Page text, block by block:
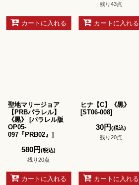
カートに入れる
残り43点
カートに入れる
聖地マリージョア
【PRBパラレル】
《黒》
[パラレル版
OP05-
097『PRB02』 ]
580円(税込)
残り20点
カートに入れる
ヒナ【C】《黒》
[ST06-008]
30円(税込)
残り20点
カートに入れる